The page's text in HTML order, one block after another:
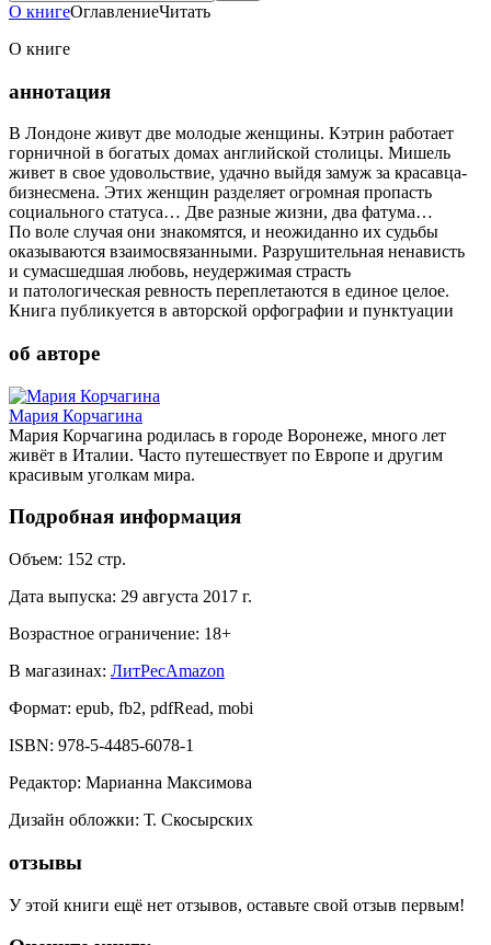
О книгеОглавлениеЧитать
О книге
аннотация
В Лондоне живут две молодые женщины. Кэтрин работает
горничной в богатых домах английской столицы. Мишель
живет в свое удовольствие, удачно выйдя замуж за красавца-
бизнесмена. Этих женщин разделяет огромная пропасть
социального статуса… Две разные жизни, два фатума…
По воле случая они знакомятся, и неожиданно их судьбы
оказываются взаимосвязанными. Разрушительная ненависть
и сумасшедшая любовь, неудержимая страсть
и патологическая ревность переплетаются в единое целое.
Книга публикуется в авторской орфографии и пунктуации
об авторе
Мария Корчагина
Мария Корчагина родилась в городе Воронеже, много лет
живёт в Италии. Часто путешествует по Европе и другим
красивым уголкам мира.
Подробная информация
Объем: 152 стр.
Дата выпуска: 29 августа 2017 г.
Возрастное ограничение: 18+
В магазинах: ЛитРесAmazon
Формат: epub, fb2, pdfRead, mobi
ISBN: 978-5-4485-6078-1
Редактор: Марианна Максимова
Дизайн обложки: Т. Скосырских
отзывы
У этой книги ещё нет отзывов, оставьте свой отзыв первым!